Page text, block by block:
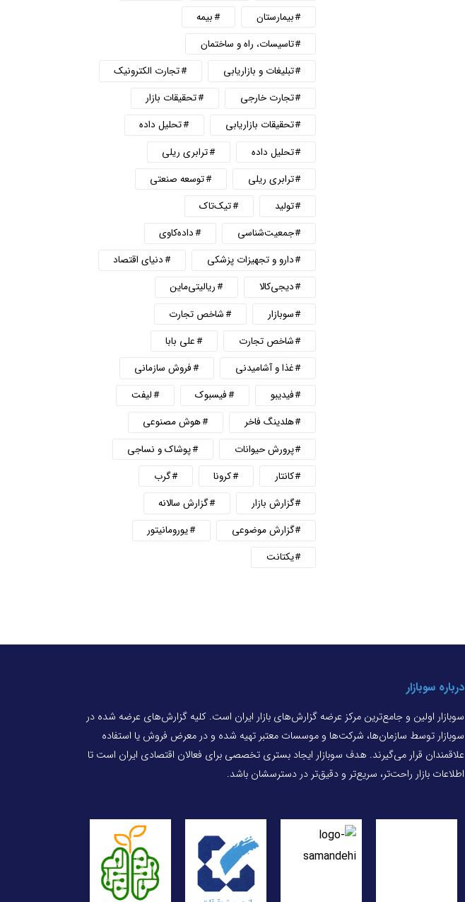
بیمارستان
بیمه
تاسیسات، راه و ساختمان
تبلیغات و بازاریابی
تجارت الکترونیک
تجارت خارجی
تحقیقات بازار
تحقیقات بازاریابی
تحلیل داده
تحلیل داده
ترابری ریلی
ترابری ریلی
توسعه صنعتی
تولید
تیک‌تاک
جمعیت‌شناسی
داده‌کاوی
دارو و تجهیزات پزشکی
دنیای اقتصاد
دیجی‌کالا
ریالیتی‌ماین
سوبازار
شاخص تجارت
شاخص تجارت
علی بابا
غذا و آشامیدنی
فروش سازمانی
فیدیبو
فیسبوک
لیفت
هلدینگ فاخر
هوش مصنوعی
پرورش حیوانات
پوشاک و نساجی
کانتار
کرونا
گرب
گزارش بازار
گزارش سالانه
گزارش موضوعی
یورومانیتور
یکتانت
درباره سوبازار
سوبازار اولین و جامع‌ترین مرکز عرضه گزارش‌های بازار ایران است. کلیه گزارش‌های عرضه شده در
سوبازار توسط سازمان‌ها، شرکت‌ها و موسسات معتبر تهیه شده و در معرض فروش یا استفاده
علاقمندان قرار می‌گیرند. هدف سوبازار ایجاد بستری تخصصی برای فعالان اقتصادی ایران است تا
اطلاعات بازار راحت‌تر، سریع‌تر و دقیق‌تر در دسترسشان باشد.